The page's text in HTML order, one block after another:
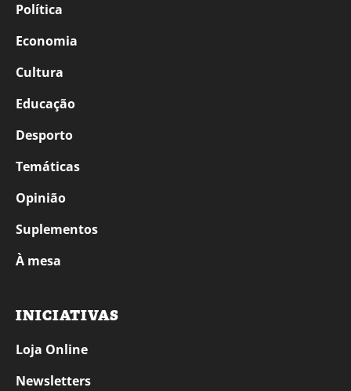
Política
Economia
Cultura
Educação
Desporto
Temáticas
Opinião
Suplementos
À mesa
INICIATIVAS
Loja Online
Newsletters